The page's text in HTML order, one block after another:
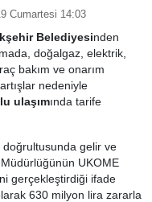
Cumartesi 14:03
Belediyesinden
doğalgaz, elektrik,
bakım ve onarım
nedeniyle
ulaşımında tarife
doğrultusunda gelir ve
UKOME
gerçekleştirdiği ifade
630 milyon lira zararla